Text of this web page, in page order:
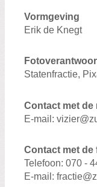
Vormgeving
Erik de Knegt
Statenfractie,
Contact met de
E-mail:
Contact met de
Telefoon: 070 -
E-mail: